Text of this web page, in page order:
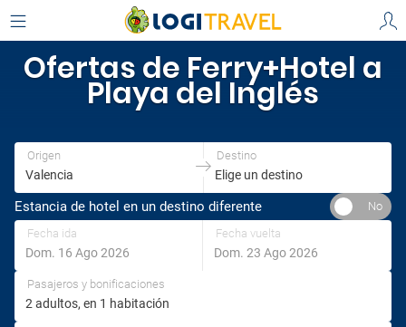
Ofertas de Ferry+Hotel a
Playa del Inglés
Origen Destino
Estancia de hotel en un destino diferente
Fecha ida Fecha vuelta
Pasajeros y bonificaciones